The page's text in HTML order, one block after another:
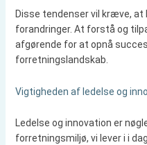
Disse tendenser vil kræve, at
forandringer. At forstå og
afgørende for at opnå
forretningslandskab.
Vigtigheden af ledelse og
Ledelse og innovation er
forretningsmiljø, vi lever i i